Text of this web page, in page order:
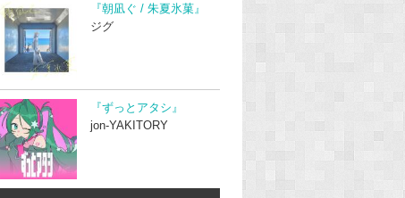
『朝凪ぐ / 朱夏氷菓』
ジグ
『ずっとアタシ』
jon-YAKITORY